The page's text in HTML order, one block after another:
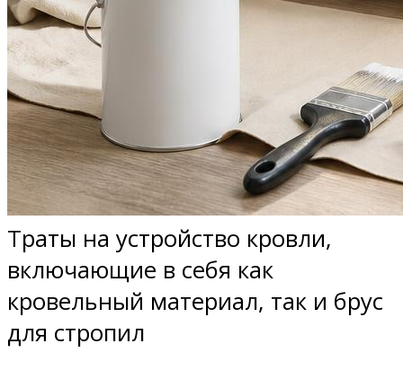
Траты на устройство кровли,
включающие в себя как
кровельный материал, так и брус
для стропил